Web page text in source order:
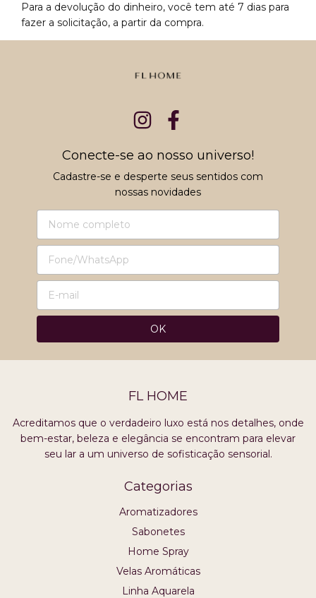
Para a devolução do dinheiro, você tem até 7 dias para
fazer a solicitação, a partir da compra.
Conecte-se ao nosso universo!
Cadastre-se e desperte seus sentidos com
nossas novidades
FL HOME
Acreditamos que o verdadeiro luxo está nos detalhes, onde
bem-estar, beleza e elegância se encontram para elevar
seu lar a um universo de sofisticação sensorial.
Categorias
Aromatizadores
Sabonetes
Home Spray
Velas Aromáticas
Linha Aquarela